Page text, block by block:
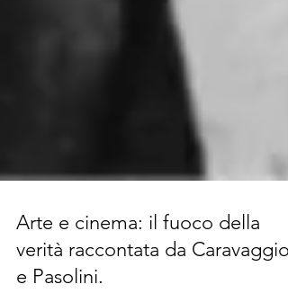
Arte e cinema: il fuoco della
verità raccontata da Caravaggio